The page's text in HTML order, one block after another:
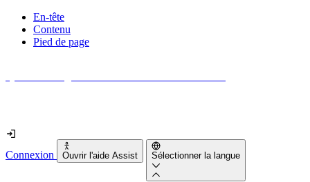
En-tête
Contenu
Pied de page
Connexion Ouvrir l'aide Assist Sélectionner la langue